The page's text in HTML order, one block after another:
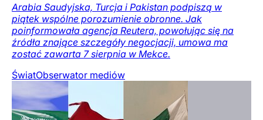
Arabia Saudyjska, Turcja i Pakistan podpiszą w
piątek wspólne porozumienie obronne. Jak
poinformowała agencja Reutera, powołując się na
źródła znające szczegóły negocjacji, umowa ma
zostać zawarta 7 sierpnia w Mekce.
ŚwiatObserwator mediów